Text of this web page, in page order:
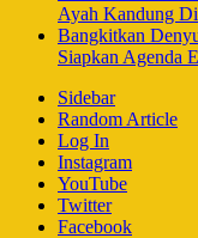
Ayah Kandung
Bangkitkan
Siapkan Agenda
Sidebar
Random Article
Log In
Instagram
YouTube
Twitter
Facebook